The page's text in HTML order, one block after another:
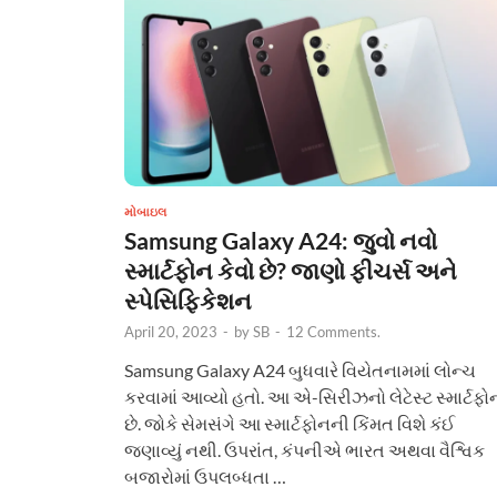
મોબાઇલ
Samsung Galaxy A24: જુવો નવો
સ્માર્ટફોન કેવો છે? જાણો ફીચર્સ અને
સ્પેસિફિકેશન
April 20, 2023 - bySB - 12 Comments.
Samsung Galaxy A24 બુધવારે વિયેતનામમાં લોન્ચ
કરવામાં આવ્યો હતો. આ એ-સિરીઝનો લેટેસ્ટ
છે. જોકે સેમસંગે આ સ્માર્ટફોનની કિંમત વિશે કંઈ
જણાવ્યું નથી. ઉપરાંત, કંપનીએ ભારત અથવા વૈશ્વિક
બજારોમાં ઉપલબ્ધતા …